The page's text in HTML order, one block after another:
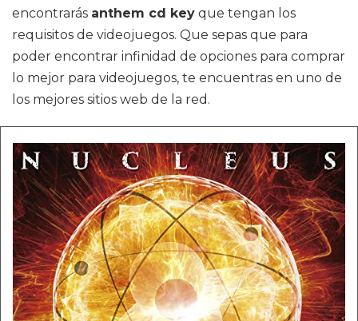
encontrarás anthem cd key que tengan los
requisitos de videojuegos. Que sepas que para
poder encontrar infinidad de opciones para comprar
lo mejor para videojuegos, te encuentras en uno de
los mejores sitios web de la red.